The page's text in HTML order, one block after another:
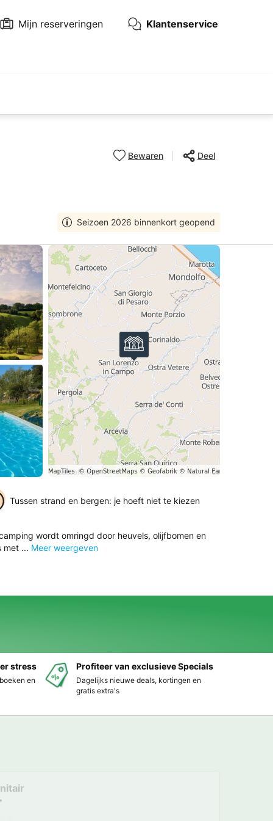
Mijn reserveringen Klantenservice
Seizoen 2026 binnenkort geopend
Bewaren Deel
Tussen strand en bergen: je hoeft niet te kiezen
wordt omringd door heuvels, olijfbomen en
met ... Meer weergeven
stress
en
Profiteer van exclusieve Specials
Dagelijks nieuwe deals, kortingen en
gratis extra's